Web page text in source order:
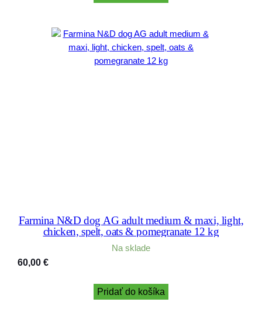
Farmina N&D dog AG adult medium & maxi, light,
chicken, spelt, oats & pomegranate 12 kg
Na sklade
60,00 €
Pridať do košíka